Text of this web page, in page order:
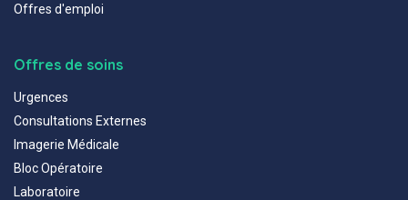
Offres d'emploi
Offres de soins
Urgences
Consultations Externes
Imagerie Médicale
Bloc Opératoire
Laboratoire